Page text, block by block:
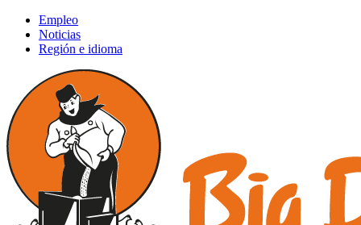
Empleo
Noticias
Región e idioma